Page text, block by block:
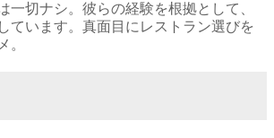
一切ナシ。彼らの経験を根拠として、
ています。真面目にレストラン選びを
。